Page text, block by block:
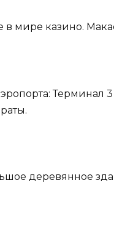
в мире казино.
Терминал
деревянное